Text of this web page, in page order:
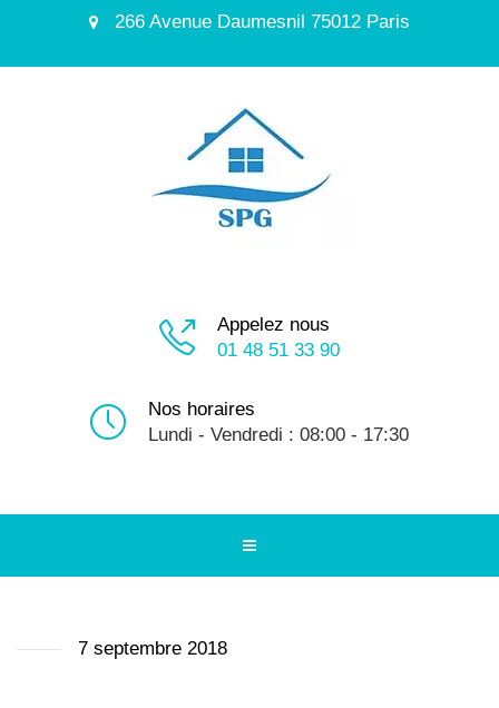
266 Avenue Daumesnil 75012 Paris
Appelez nous
01 48 51 33 90
Nos horaires
Lundi - Vendredi : 08:00 - 17:30
7 septembre 2018